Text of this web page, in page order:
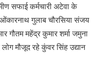
सफाई कर्मचारी अटेवा के
ओंकारनाथ गुलाब चौरसिया संजय
गौतम महेंद्र कुमार शर्मा जमुना
मौजूद रहे कुंवर सिंह उद्यान